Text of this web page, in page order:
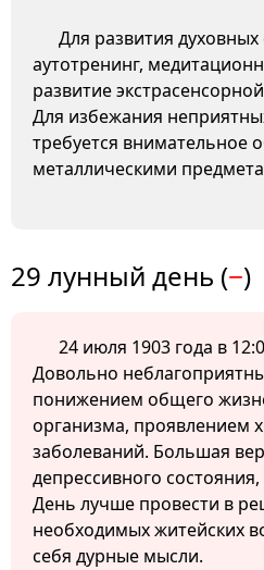
Для развития духовных
аутотренинг,
развитие
Для избежания
требуется внимательное
металлическими
29 лунный день (−)
24 июля 1903 года в
Довольно
понижением общего
организма, проявлением
заболеваний. Большая
депрессивного
День лучше провести в
необходимых житейских
себя дурные мысли.